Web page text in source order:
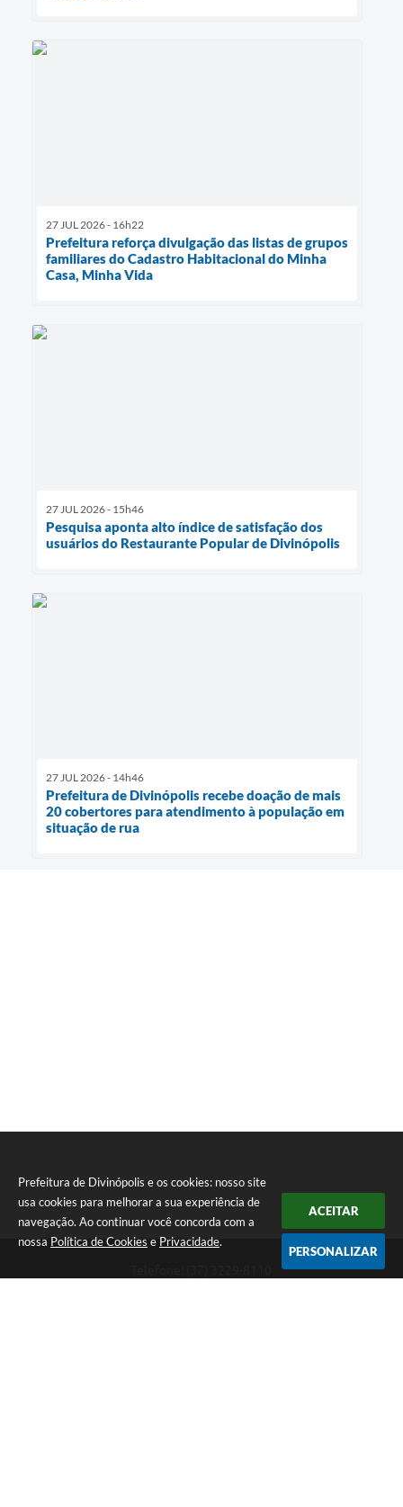
Prefeitura de Divinópolis e os cookies: nosso site
usa cookies para melhorar a sua experiência de
navegação. Ao continuar você concorda com a
nossa Política de Cookies e Privacidade.
ACEITAR
PERSONALIZAR
27 JUL 2026 - 16h22
Prefeitura reforça divulgação das listas de grupos
familiares do Cadastro Habitacional do Minha
Casa, Minha Vida
27 JUL 2026 - 15h46
Pesquisa aponta alto índice de satisfação dos
usuários do Restaurante Popular de Divinópolis
27 JUL 2026 - 14h46
Prefeitura de Divinópolis recebe doação de mais
20 cobertores para atendimento à população em
situação de rua